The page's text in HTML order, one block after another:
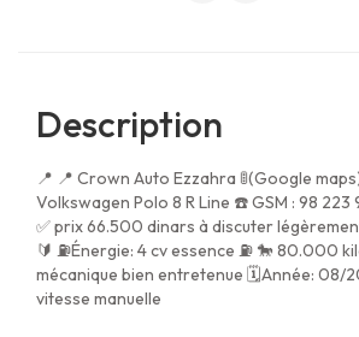
Description
📍 📍 Crown Auto Ezzahra 🚦(Google
Volkswagen Polo 8 R Line ☎️ GSM : 98
✅ prix 66.500 dinars à discuter
🔰 ⛽Énergie: 4 cv essence ⛽ 🐎 80.000
mécanique bien entretenue 🗓Année: 08/
vitesse manuelle